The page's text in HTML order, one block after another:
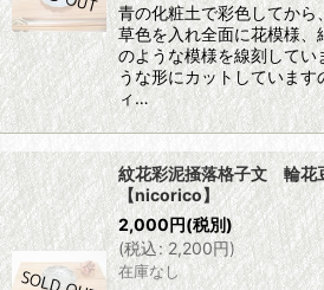
青の化粧土で彩色してから
草色を入れ全面に花模様、
のような模様を線刻して
うな形にカットしていま
ィ…
紋花彩泥掻落格子文 輪
【nicorico】
2,000円(税別)
(税込: 2,200円)
在庫なし